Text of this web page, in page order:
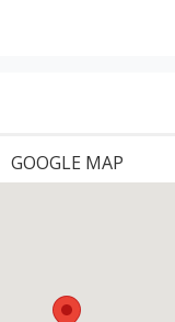
GOOGLE MAP